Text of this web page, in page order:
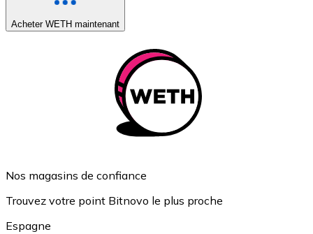
Acheter WETH maintenant
Nos magasins de confiance
Trouvez votre point Bitnovo le plus proche
Espagne